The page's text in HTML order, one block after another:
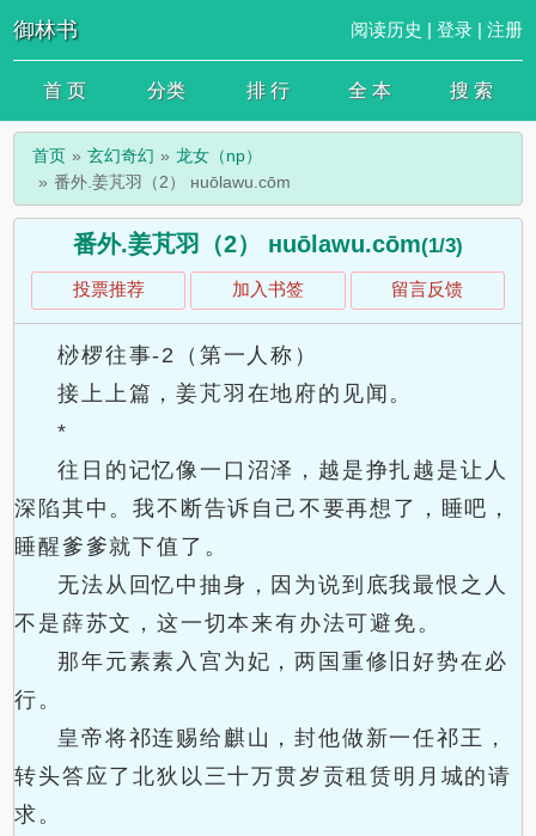
御林书 阅读历史 | 登录| 注册
首 页 分类 排 行 全 本 搜 索
首页 玄幻奇幻
龙女（np）
番外.姜芃羽（2） нuōlawu.cōm
番外.姜芃羽（2） нuōlawu.cōm(1/3)
投票推荐 加入书签 留言反馈
桫椤往事-2（第一人称）
接上上篇，姜芃羽在地府的见闻。
*
往日的记忆像一口沼泽，越是挣扎越是让人
深陷其中。我不断告诉自己不要再想了，睡吧，
睡醒爹爹就下值了。
无法从回忆中抽身，因为说到底我最恨之人
不是薛苏文，这一切本来有办法可避免。
那年元素素入宫为妃，两国重修旧好势在必
行。
皇帝将祁连赐给麒山，封他做新一任祁王，
转头答应了北狄以三十万贯岁贡租赁明月城的请
求。